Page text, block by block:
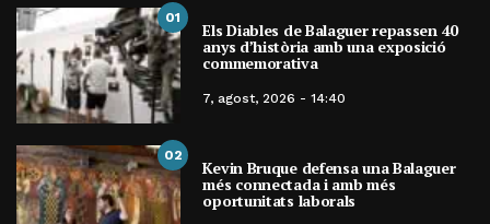
01
Els Diables de Balaguer repassen 40
anys d’història amb una exposició
commemorativa
7, agost, 2026 - 14:40
02
Kevin Bruque defensa una Balaguer
més connectada i amb més
oportunitats laborals